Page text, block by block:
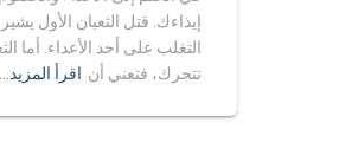
إيذاءك. قتل الثعبان الأول
التغلب على أحد الأعداء. أما
تتحرك، فتعني أن اقرأ المزيد…